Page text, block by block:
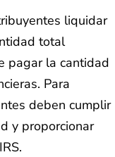
liquidar
total
pagar la cantidad
Para
deben cumplir
y proporcionar